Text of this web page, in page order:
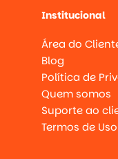
Institucional
Área do
Blog
Política de
Quem somos
Suporte ao
Termos de Uso